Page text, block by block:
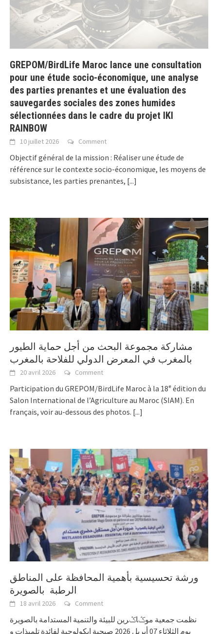
GREPOM/BirdLife Maroc lance une consultation
pour une étude socio-économique, une analyse
des parties prenantes et une évaluation des
sauvegardes sociales des zones humides
sélectionnées dans le cadre du projet IKI
RAINBOW
10 juillet 2026 Comment
Objectif général de la mission : Réaliser une étude de
référence sur le contexte socio-économique, les moyens de
subsistance, les parties prenantes, [...]
مشاركة مجموعة البحث من أجل حماية الطيور
بالمغرب في المعرض الدولي للفلاحة بالمغرب
20 avril 2026 Comment
Participation du GREPOM/BirdLife Maroc à la 18ᵉ édition du
Salon International de l’Agriculture au Maroc (SIAM). En
français, voir au-dessous des photos. [...]
ورشة تحسيسية بأهمية المحافظة على المناطق
18 avril 2026 Comment
نظمت جمعية موݣاݣرين للبيئة والتنمية المستدامة بالصويرة
يوم الثلاثاء 07 أبريل 2026 صبحية إيكولوجية لفائدة تلميذات و